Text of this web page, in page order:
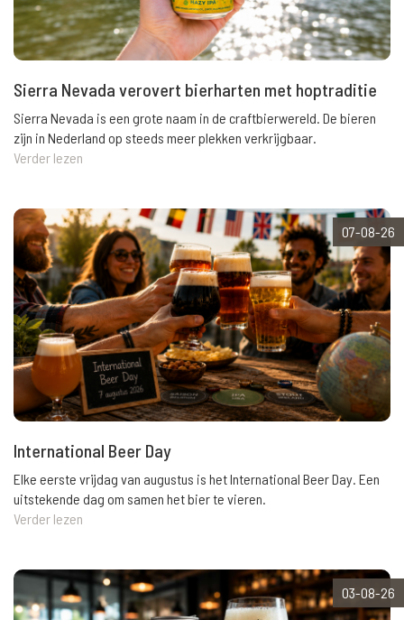
Sierra Nevada verovert bierharten met hoptraditie
Sierra Nevada is een grote naam in de craftbierwereld. De bieren
zijn in Nederland op steeds meer plekken verkrijgbaar.
Verder lezen
07-08-26
International Beer Day
Elke eerste vrijdag van augustus is het International Beer Day. Een
uitstekende dag om samen het bier te vieren.
Verder lezen
03-08-26